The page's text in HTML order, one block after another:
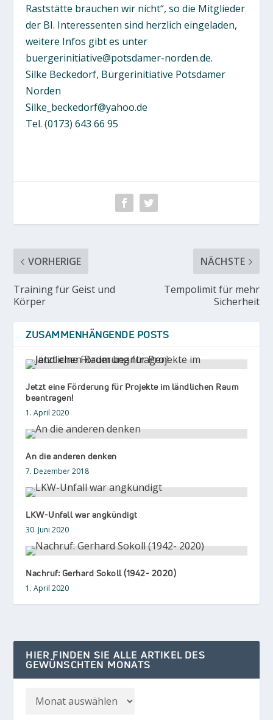
Raststätte brauchen wir nicht“, so die Mitglieder
der BI. Interessenten sind herzlich eingeladen,
weitere Infos gibt es unter
buergerinitiative@potsdamer-norden.de.
Silke Beckedorf, Bürgerinitiative Potsdamer
Norden
Silke_beckedorf@yahoo.de
Tel. (0173) 643 66 95
VORHERIGE
Training für Geist und
Körper
NÄCHSTE
Tempolimit für mehr
Sicherheit
ZUSAMMENHÄNGENDE POSTS
Jetzt eine Förderung für Projekte im ländlichen Raum
beantragen!
1. April 2020
An die anderen denken
7. Dezember 2018
LKW-Unfall war angkündigt
30. Juni 2020
Nachruf: Gerhard Sokoll (1942- 2020)
1. April 2020
HIER FINDEN SIE ALLE ARTIKEL DES
GEWÜNSCHTEN MONATS